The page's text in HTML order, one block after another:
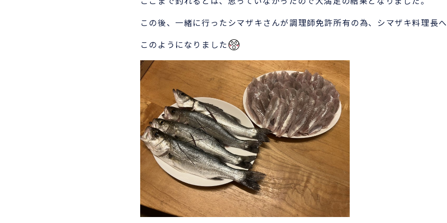
この後、一緒に行ったシマザキさんが調理師免許所有の為、シマザキ料理長
このようになりました